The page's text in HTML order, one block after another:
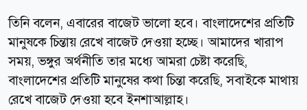
তিনি বলেন, এবারের বাজেট ভালো হবে। বাংলাদেশের প্রতিটি
মানুষকে চিন্তায় রেখে বাজেট দেওয়া হচ্ছে। আমাদের খারাপ
সময়, ভঙ্গুর অর্থনীতি তার মধ্যে আমরা চেষ্টা করেছি,
বাংলাদেশের প্রতিটি মানুষের কথা চিন্তা করেছি, সবাইকে মাথায়
রেখে বাজেট দেওয়া হবে ইনশাআল্লাহ।